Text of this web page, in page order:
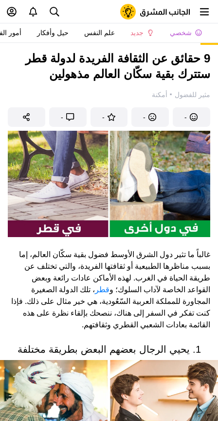
شخصي جديد علم النفس حيل وأفكار أمور
9 حقائق عن الثقافة الفريدة لدولة قطر
ستترك بقية سكّان العالم مذهولين
مثير للفضول · أمكنة
-
-
-
-
غالباً ما تثير دول الشرق الأوسط فضول بقية سكّان العالم، إما
بسبب مناظرها الطبيعية أو ثقافتها الفريدة، والتي تختلف عن
طريقة الحياة في الغرب. لهذه الأماكن عادات رائعة وبعض
القواعد الخاصة لآداب السلوك؛ وقطر ، تلك الدولة الصغيرة
المجاورة للمملكة العربية السّعُودية، هي خير مثال على ذلك. فإذا
كنت تفكر في السفر إلى هناك، ننصحك بإلقاء نظرة على هذه
القائمة بعادات الشعبي القطري وثقافتهم.
1. يحيي الرجال بعضهم البعض بطريقة مختلفة